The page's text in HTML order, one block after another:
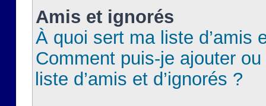
Amis et ignorés
À quoi sert ma liste d’amis
Comment puis-je ajouter
liste d’amis et d’ignorés ?